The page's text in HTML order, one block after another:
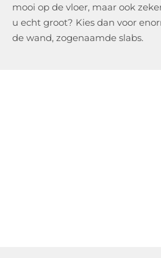
mooi op de vloer, maar ook
u echt groot? Kies dan voor
de wand, zogenaamde slabs.